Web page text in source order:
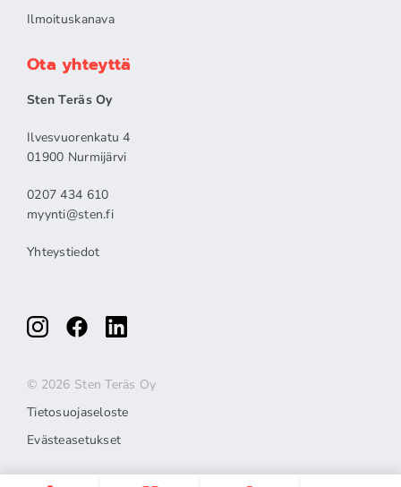
Ilmoituskanava
Ota yhteyttä
Sten Teräs Oy
Ilvesvuorenkatu 4
01900 Nurmijärvi
0207 434 610
myynti@sten.fi
Yhteystiedot
© 2026 Sten Teräs Oy
Tietosuojaseloste
Evästeasetukset